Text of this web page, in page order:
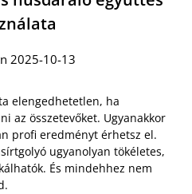
2025-10-13
elengedhetetlen, ha
az összetevőket. Ugyanakkor
profi eredményt érhetsz el.
ugyanolyan tökéletes,
És mindehhez nem